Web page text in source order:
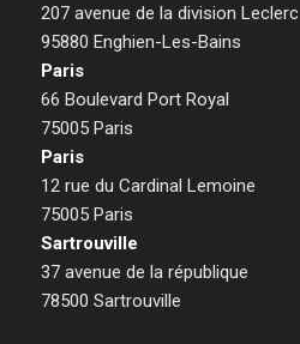
207 avenue de la division Leclerc
95880 Enghien-Les-Bains
Paris
66 Boulevard Port Royal
75005 Paris
Paris
12 rue du Cardinal Lemoine
75005 Paris
Sartrouville
37 avenue de la république
78500 Sartrouville